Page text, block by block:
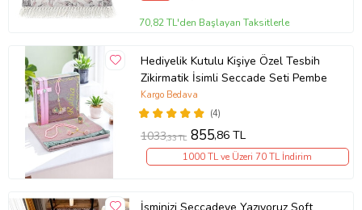
70,82 TL'den Başlayan Taksitlerle
Hediyelik Kutulu Kişiye Özel Tesbih
Zikirmatik İsimli Seccade Seti Pembe
(4)
Kargo Bedava
1033,33 TL 855,86 TL
1000 TL ve Üzeri 70 TL İndirim